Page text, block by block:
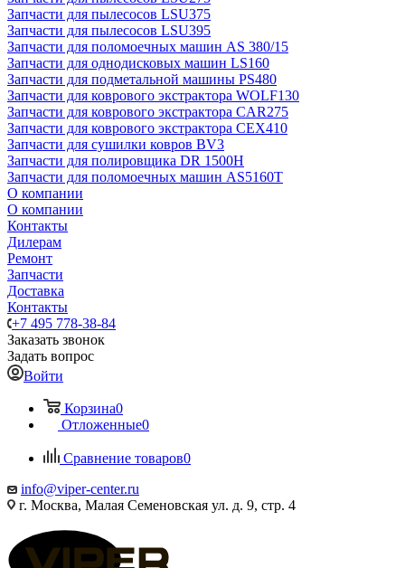
Запчасти для пылесосов LSU375
Запчасти для пылесосов LSU395
Запчасти для поломоечных машин AS 380/15
Запчасти для однодисковых машин LS160
Запчасти для подметальной машины PS480
Запчасти для коврового экстрактора WOLF130
Запчасти для коврового экстрактора CAR275
Запчасти для коврового экстрактора CEX410
Запчасти для сушилки ковров BV3
Запчасти для полировщика DR 1500H
Запчасти для поломоечных машин AS5160T
О компании
О компании
Контакты
Дилерам
Ремонт
Запчасти
Доставка
Контакты
+7 495 778-38-84
Заказать звонок
Задать вопрос
Войти
Корзина0
Отложенные0
Сравнение товаров0
info@viper-center.ru
г. Москва, Малая Семеновская ул. д. 9, стр. 4